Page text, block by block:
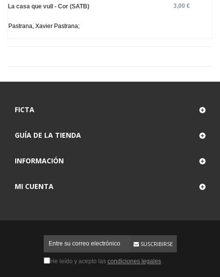
La casa que vull - Cor (SATB) 3,00 €
Pastrana, Xavier Pastrana;
FICTA
GUÍA DE LA TIENDA
INFORMACIÓN
MI CUENTA
SUSCRIBIRSE
He leído y acepto las condiciones legales.